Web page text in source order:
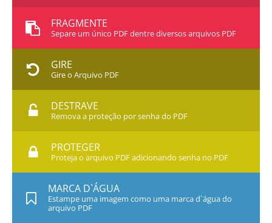
FRAGMENTE
Separe um único PDF dentre diversos arquivos PDF
GIRE
Gire o Arquivo PDF
DESTRAVE
Remova a proteção por senha do PDF
PROTEGER
Proteja o arquivo PDF adicionando senha no PDF
MARCA D`ÁGUA
Estampe uma imagem como uma marca d`água do
arquivo PDF